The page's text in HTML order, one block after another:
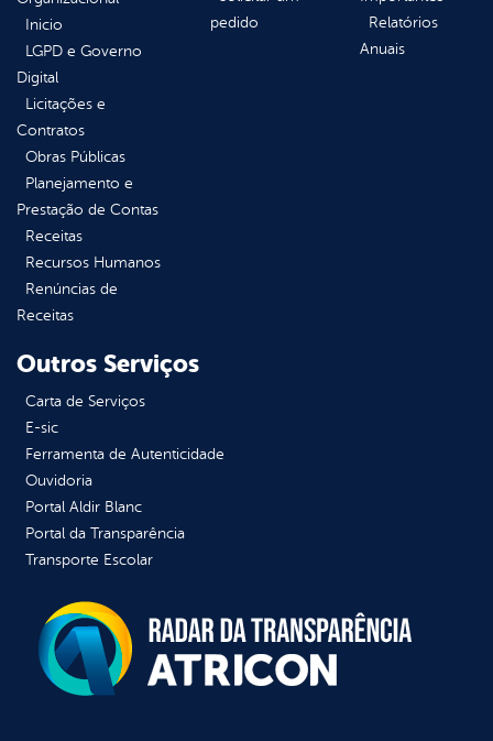
Inicio
LGPD e Governo
Digital
Licitações e
Contratos
Obras Públicas
Planejamento e
Prestação de Contas
Receitas
Recursos Humanos
Renúncias de
Receitas
pedido
Relatórios
Anuais
Outros Serviços
Carta de Serviços
E-sic
Ferramenta de Autenticidade
Ouvidoria
Portal Aldir Blanc
Portal da Transparência
Transporte Escolar